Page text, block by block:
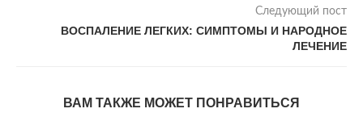
Следующий пост
ВОСПАЛЕНИЕ ЛЕГКИХ: СИМПТОМЫ И НАРОДНОЕ
ЛЕЧЕНИЕ
ВАМ ТАКЖЕ МОЖЕТ ПОНРАВИТЬСЯ